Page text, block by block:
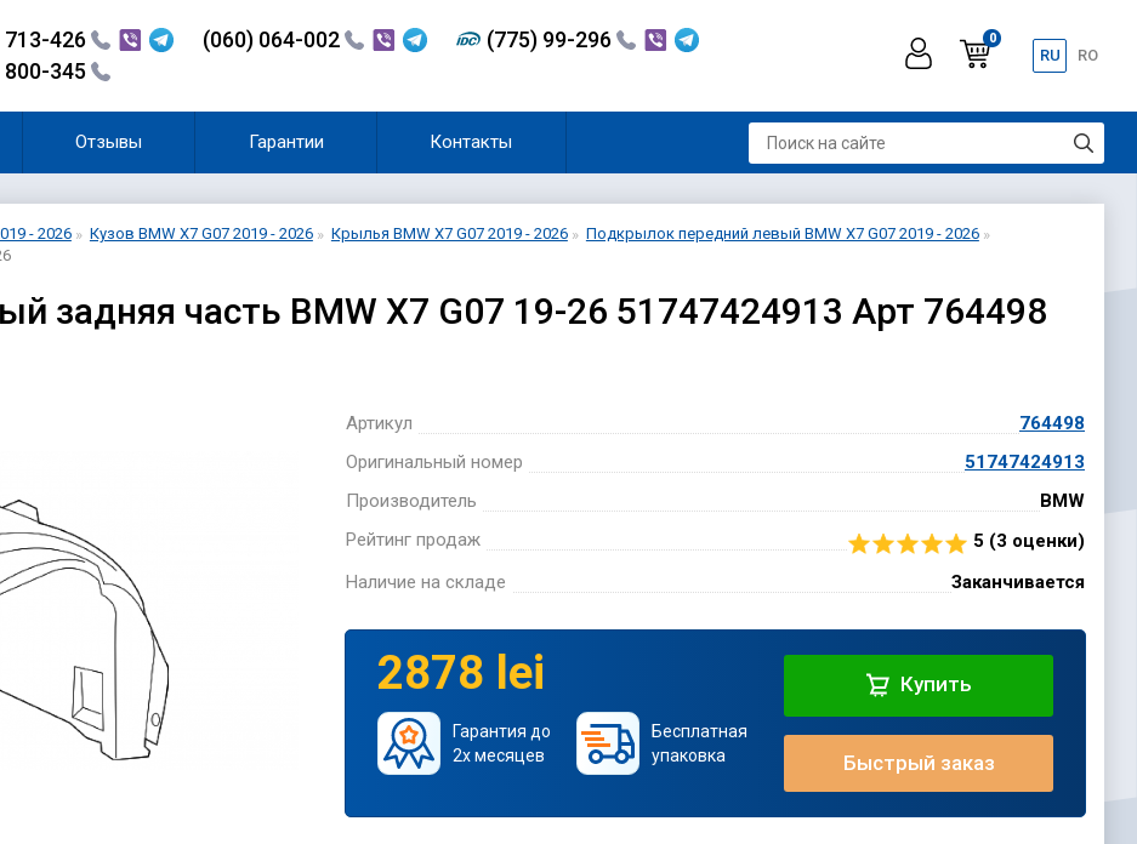
713-426 (060) 064-002
(775) 99-296
800-345
0
RU RO
Отзывы Гарантии Контакты
- 2026 Кузов BMW X7 G07 2019 - 2026 Крылья BMW X7 G07 2019 - 2026
Подкрылок передний левый BMW X7 G07 2019 - 2026
задняя часть BMW X7 G07 19-26 51747424913 Арт 764498
Артикул
764498
Оригинальный номер
51747424913
Производитель
BMW
Рейтинг продаж
5 (3 оценки)
Наличие на складе
Заканчивается
2878 lei
Гарантия до
2х месяцев
Бесплатная
упаковка
Купить
Быстрый заказ